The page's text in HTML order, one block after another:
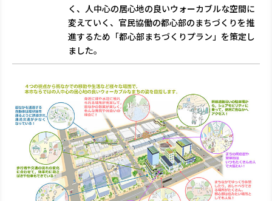
く、人中心の居心地の良いウォーカブルな空間に
変えていく、官民協働の都心部のまちづくりを推
進するため「都心部まちづくりプラン」を策定し
ました。